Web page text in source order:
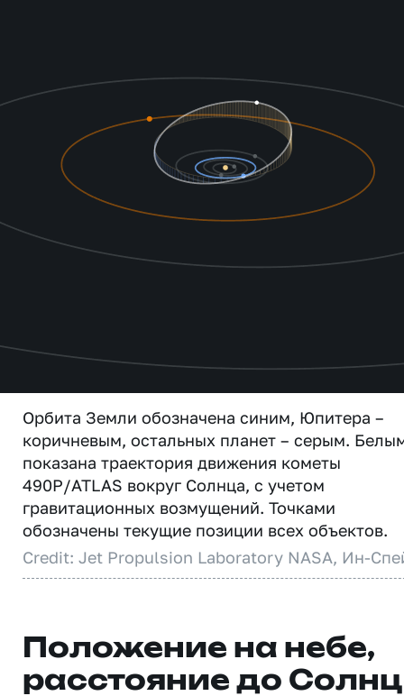
Орбита Земли обозначена синим, Юпитера –
коричневым, остальных планет – серым.
показана траектория движения кометы
490P/ATLAS вокруг Солнца, с учетом
гравитационных возмущений. Точками
обозначены текущие позиции всех объектов.
Credit: Jet Propulsion Laboratory NASA, Ин-
Положение на небе,
расстояние до